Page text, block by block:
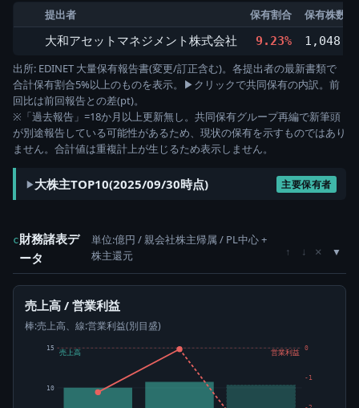
提出者 保有割合
保有株数(
大和アセットマネジメント株式会社
9.23%
出所: EDINET 大量保有報告書(変更/訂正含む)。各提出者の最新書類で
合計保有割合5%以上のものを表示。▶クリックで共同保有の内訳。前
回比は前回報告との差(pt)。
※「過去報告」=18か月以上更新無し。共同保有グループ再編で新筆頭
が別途報告している可能性があるため、現状の保有を示すものではあり
ません。合計値は重複計上が生じるため表示しません。
大株主TOP10(2025/09/30時点) 主要保有者
c財務諸表デ
ータ
単位:億円 / 親会社株主帰属 / PL中心 +
株主還元
↑ ↓ ×
売上高 / 営業利益
棒:売上高、線:営業利益(別目盛)
10
15
-1
0
売上高 営業利益